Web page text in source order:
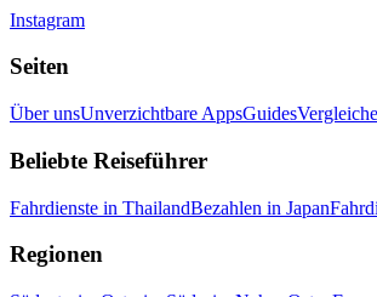
Instagram
Seiten
Über unsUnverzichtbare AppsGuides
Beliebte Reiseführer
Fahrdienste in ThailandBezahlen in Japan
Regionen